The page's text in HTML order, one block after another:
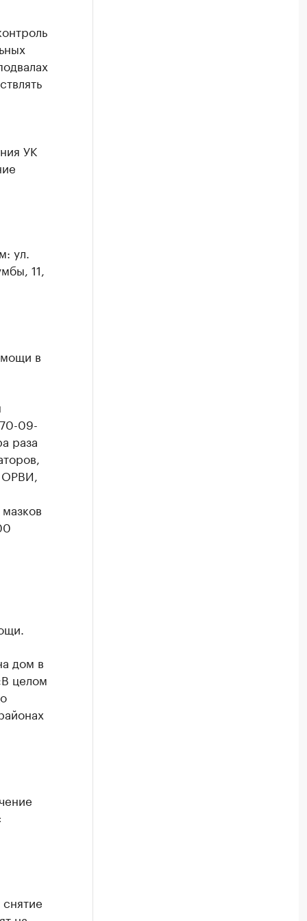
УК
ул.
11,
в
09-
раза
дом в
целом